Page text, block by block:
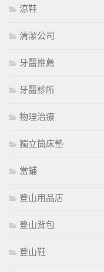
涼鞋
清潔公司
牙醫推薦
牙醫診所
物理治療
獨立筒床墊
當鋪
登山用品店
登山背包
登山鞋